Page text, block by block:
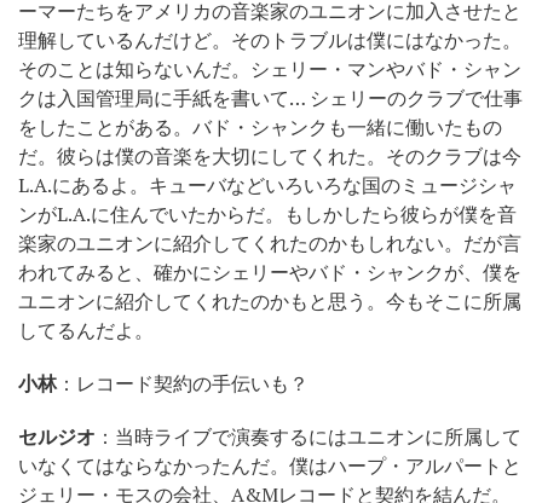
ーマーたちをアメリカの音楽家のユニオンに加入させたと
理解しているんだけど。そのトラブルは僕にはなかった。
そのことは知らないんだ。シェリー・マンやバド・シャン
クは入国管理局に手紙を書いて… シェリーのクラブで仕事
をしたことがある。バド・シャンクも一緒に働いたもの
だ。彼らは僕の音楽を大切にしてくれた。そのクラブは今
L.A.にあるよ。キューバなどいろいろな国のミュージシャ
ンがL.A.に住んでいたからだ。もしかしたら彼らが僕を音
楽家のユニオンに紹介してくれたのかもしれない。だが言
われてみると、確かにシェリーやバド・シャンクが、僕を
ユニオンに紹介してくれたのかもと思う。今もそこに所属
してるんだよ。
小林：レコード契約の手伝いも？
セルジオ ：当時ライブで演奏するにはユニオンに所属して
いなくてはならなかったんだ。僕はハープ・アルパートと
ジェリー・モスの会社、A&Mレコードと契約を結んだ。